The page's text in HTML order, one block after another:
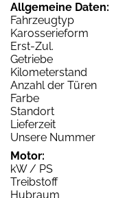
Allgemeine Daten:
Fahrzeugtyp
Karosserieform
Erst-Zul.
Getriebe
Kilometerstand
Anzahl der Türen
Farbe
Standort
Lieferzeit
Unsere Nummer
Motor:
kW / PS
Treibstoff
Hubraum